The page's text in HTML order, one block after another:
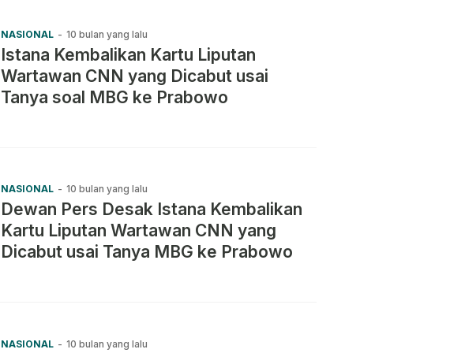
NASIONAL - 10 bulan yang lalu
Istana Kembalikan Kartu Liputan
Wartawan CNN yang Dicabut usai
Tanya soal MBG ke Prabowo
NASIONAL - 10 bulan yang lalu
Dewan Pers Desak Istana Kembalikan
Kartu Liputan Wartawan CNN yang
Dicabut usai Tanya MBG ke Prabowo
NASIONAL - 10 bulan yang lalu